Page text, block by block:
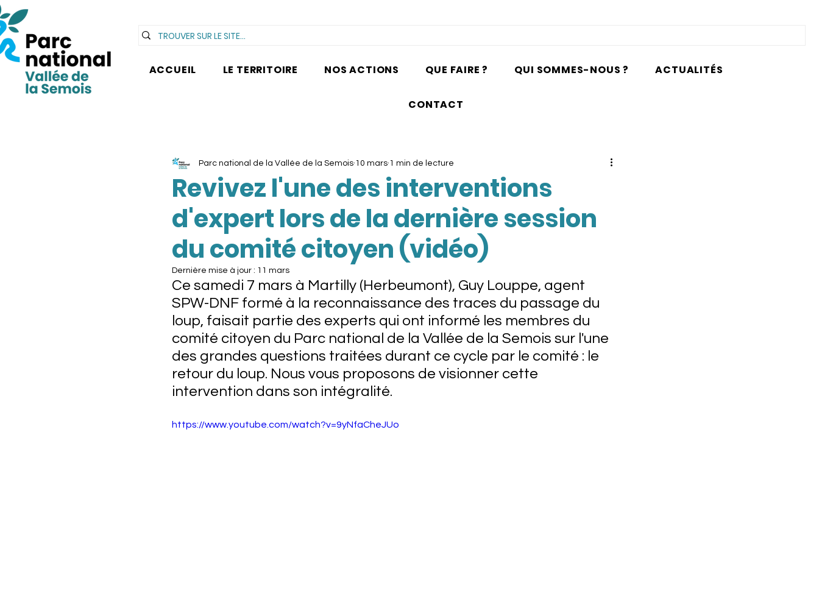
ACCUEIL LE TERRITOIRE NOS ACTIONS QUE FAIRE ? QUI SOMMES-NOUS ? ACTUALITÉS
CONTACT
Revivez l'une des interventions
d'expert lors de la dernière session
du comité citoyen (vidéo)
Parc national de la Vallée de la Semois 10 mars 1 min de lecture
Dernière mise à jour : 11 mars
Ce samedi 7 mars à Martilly (Herbeumont), Guy Louppe, agent
SPW-DNF formé à la reconnaissance des traces du passage du
loup, faisait partie des experts qui ont informé les membres du
comité citoyen du Parc national de la Vallée de la Semois sur l'une
des grandes questions traitées durant ce cycle par le comité : le
retour du loup. Nous vous proposons de visionner cette
intervention dans son intégralité.
https://www.youtube.com/watch?v=9yNfaCheJUo